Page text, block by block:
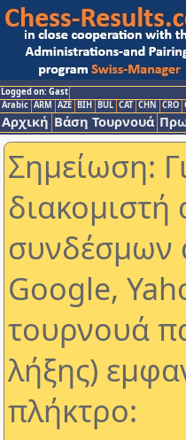
Logged on: Gast
Arabic ARM AZE BIH BUL CAT CHN CRO
Αρχική Βάση Τουρνουά
Σημείωση:
συνδέσμων
Google,
τουρνουά
λήξης)
πλήκτρο: